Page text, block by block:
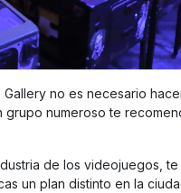
no es necesario
grupo numeroso te
de los videojuegos, te
un plan distinto en la